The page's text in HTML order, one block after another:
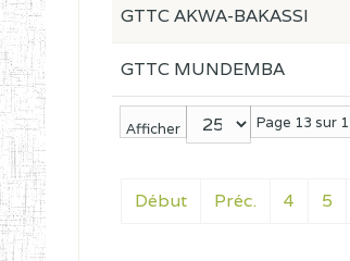
Afficher Page 13 sur
Début Préc. 4 5
GTTC AKWA-BAKASSI
GTTC MUNDEMBA